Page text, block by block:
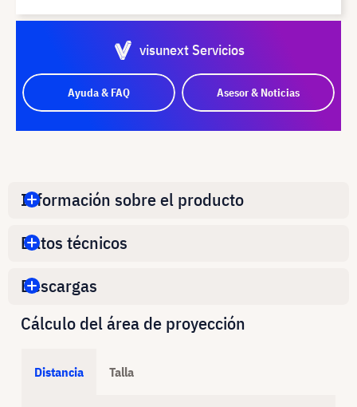
visunext Servicios
Ayuda & FAQ Asesor & Noticias
Información sobre el producto
Datos técnicos
Descargas
Cálculo del área de proyección
Distancia Talla